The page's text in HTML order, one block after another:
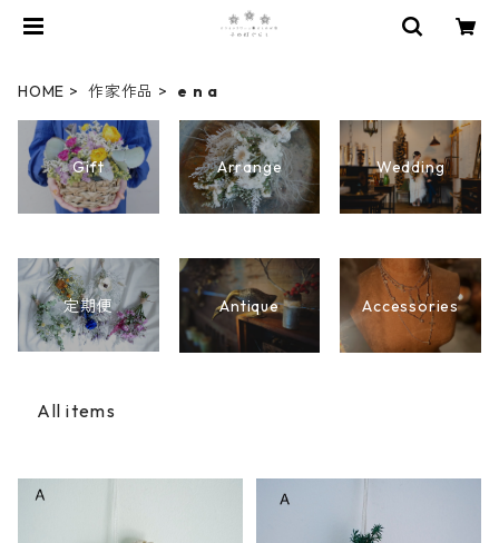
HOME 作家作品 e n a
Gift Arrange Wedding
定期便 Antique Accessories
All items